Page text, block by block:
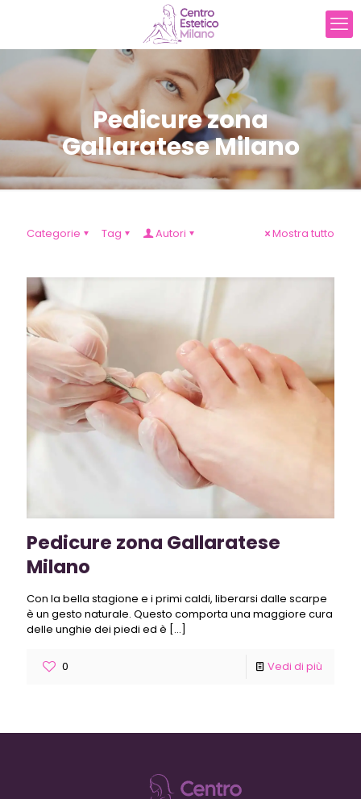
Pedicure zona
Gallaratese Milano
Categorie Tag Autori Mostra tutto
Pedicure zona Gallaratese
Milano
Con la bella stagione e i primi caldi, liberarsi dalle scarpe
è un gesto naturale. Questo comporta una maggiore cura
delle unghie dei piedi ed è […]
0 Vedi di più